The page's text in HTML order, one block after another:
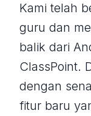
Kami telah
guru dan
balik dari
ClassPoint.
dengan
fitur baru